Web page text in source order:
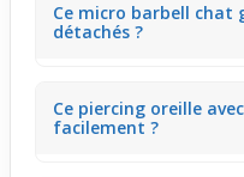
taille qui s'intègre
une discrétion
Ce micro barbell chat
détachés ?
accrocher légèrement
Il reste cependant
Ce piercing oreille
facilement ?